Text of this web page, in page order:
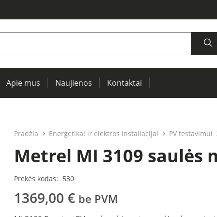
Apie mus Naujienos Kontaktai
Pradžia Energetikai ir elektros instaliacijai PV testavimui
Metrel MI 3109 saulės
Prekės kodas: 530
1369,00€ be PVM